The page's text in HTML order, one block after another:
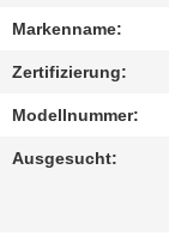
Markenname:
Zertifizierung:
Modellnummer:
Ausgesucht: